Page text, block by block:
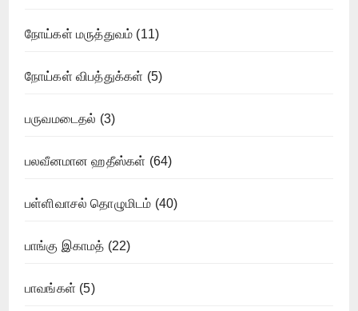
நோய்கள் மருத்துவம் (11)
நோய்கள் விபத்துக்கள் (5)
பருவமடைதல் (3)
பலவீனமான ஹதீஸ்கள் (64)
பள்ளிவாசல் தொழுமிடம் (40)
பாங்கு இகாமத் (22)
பாவங்கள் (5)